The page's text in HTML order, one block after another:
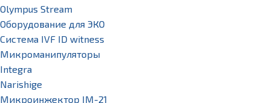
Olympus Stream
Оборудование для ЭКО
Система IVF ID witness
Микроманипуляторы
Integra
Narishige
Микроинжектор IM-21